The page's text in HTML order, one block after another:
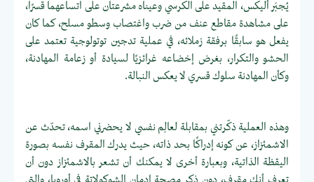
يُجبَر أليكس، المقيد على الكرسي وعيناه مشرعتان على اتساعهما قسرًا،
على مشاهدة مقاطع عنف من ضرب واغتصاب وسطو مسلح، كما كان
يفعل هو سابقًا برفقة زملائه، في عملية تدجين توتولوجية تعتمد على
الحشو والتكرار، بغرض إخضاعه غرائزيًا لسيادة أو زعامة المهادنة،
وكأن المهادنة سلوك قسري لا يعكس النبالة.
وهذه العملية ذكّرتني بمقابلة لعالِم نفسي لا يحضرني اسمه، تحدّث عن
الاشمئزاز، عن كونه إدراكًا بحد ذاته، حيث يدرك المقرف نفسه بصورة
اليقظة الذاتية، وبعبارة أخرى لا يمكنك أن تشعر بالاشمئزاز دون أن